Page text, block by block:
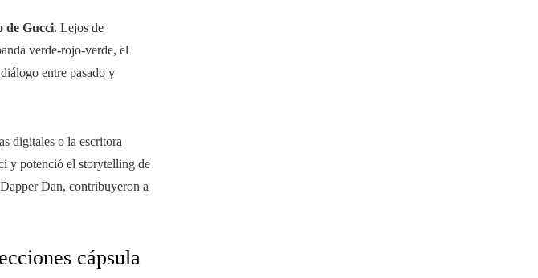
de Gucci. Lejos de
verde-rojo-verde, el
entre pasado y
digitales o la escritora
y potenció el storytelling de
Dan, contribuyeron a
cápsula